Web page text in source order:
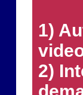
1)
2)